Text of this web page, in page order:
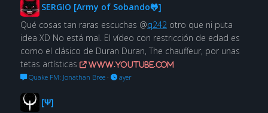
SERGIO [Army of Sobando🐸]
Qué cosas tan raras escuchas @q242 otro que ni puta
idea XD No está mal. El vídeo con restricción de edad es
como el clásico de Duran Duran, The chauffeur, por unas
tetas artísticas
www.youtube.com
Quake FM: Jonathan Bree· ayer
[Ψ]